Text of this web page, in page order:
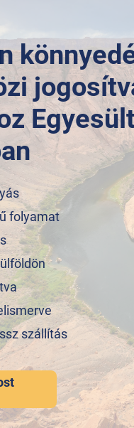
folyamat
szállítás